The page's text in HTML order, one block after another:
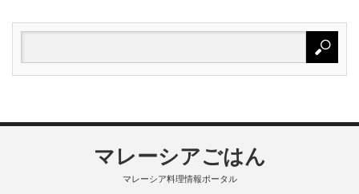
マレーシアごはん
マレーシア料理情報ポータル